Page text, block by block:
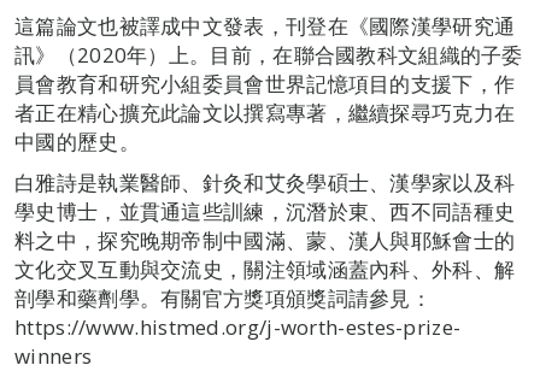
這篇論文也被譯成中文發表，刊登在《國際漢學研究通
訊》（2020年）上。目前，在聯合國教科文組織的子委
員會教育和研究小組委員會世界記憶項目的支援下，作
者正在精心擴充此論文以撰寫專著，繼續探尋巧克力在
中國的歷史。
白雅詩是執業醫師、針灸和艾灸學碩士、漢學家以及科
學史博士，並貫通這些訓練，沉潛於東、西不同語種史
料之中，探究晚期帝制中國滿、蒙、漢人與耶穌會士的
文化交叉互動與交流史，關注領域涵蓋內科、外科、解
剖學和藥劑學。有關官方獎項頒獎詞請參見：
https://www.histmed.org/j-worth-estes-prize-
winners